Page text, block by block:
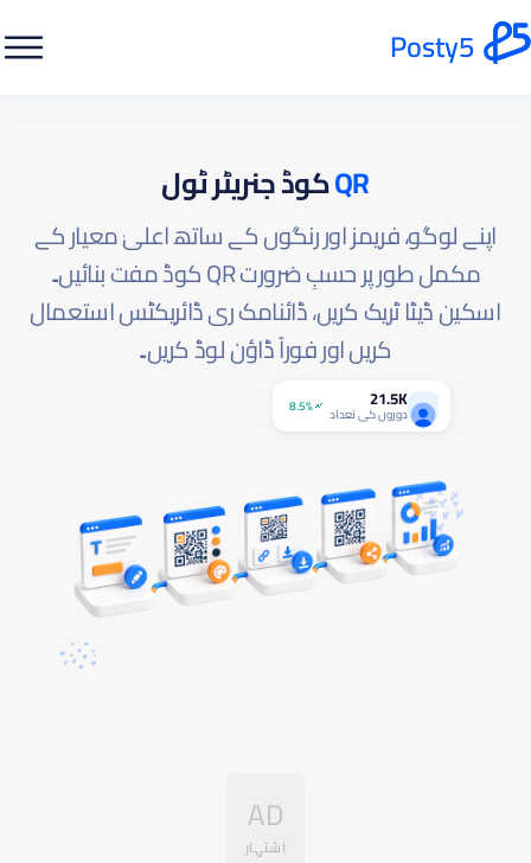
Posty5
QRکوڈ جنریٹر ٹول
اپنے لوگو، فریمز اور رنگوں کے ساتھ اعلیٰ معیار کے
مکمل طور پر حسبِ ضرورت QR کوڈ مفت بنائیں۔
اسکین ڈیٹا ٹریک کریں، ڈائنامک ری ڈائریکٹس استعمال
کریں اور فوراً ڈاؤن لوڈ کریں۔
21.5K
دوروں کی تعداد 8.5%
AD
اشتہار